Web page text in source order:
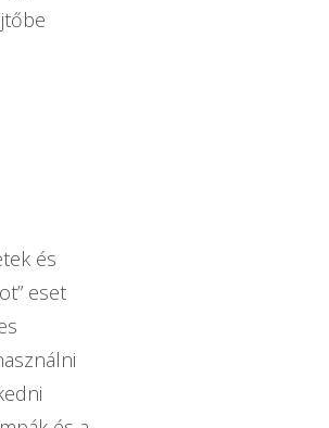
és
eset